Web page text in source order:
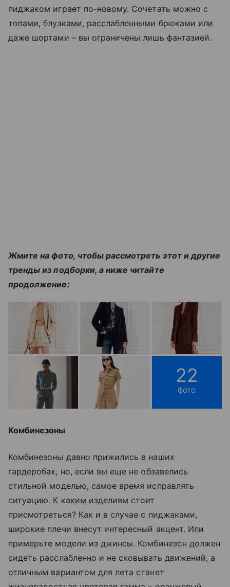
пиджаком играет по-новому. Сочетать можно с
топами, блузками, расслабленными брюками или
даже шортами – вы ограничены лишь фантазией.
Жмите на фото, чтобы рассмотреть этот и другие
тренды из подборки, а ниже читайте
продолжение:
22
фото
Комбинезоны
Комбинезоны давно прижились в наших
гардеробах, но, если вы еще не обзавелись
стильной моделью, самое время исправлять
ситуацию. К каким изделиям стоит
присмотреться? Как и в случае с пиджаками,
широкие плечи внесут интересный акцент. Или
примерьте модели из джинсы. Комбинезон должен
сидеть расслабленно и не сковывать движений, а
отличным вариантом для лета станет